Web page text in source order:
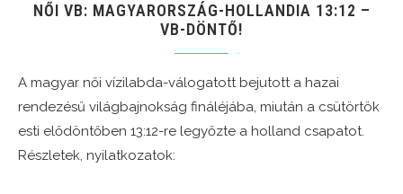
NŐI VB: MAGYARORSZÁG-HOLLANDIA 13:12 –
VB-DÖNTŐ!
A magyar női vízilabda-válogatott bejutott a hazai
rendezésű világbajnokság fináléjába, miután a csütörtök
esti elődöntőben 13:12-re legyőzte a holland csapatot.
Részletek, nyilatkozatok: